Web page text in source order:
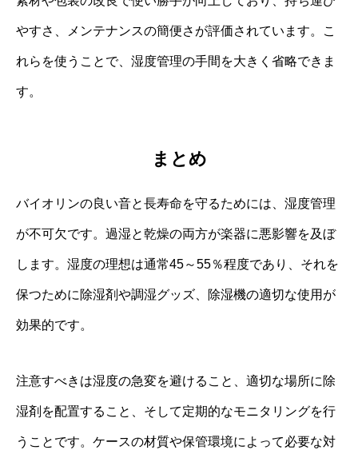
やすさ、メンテナンスの簡便さが評価されています。こ
れらを使うことで、湿度管理の手間を大きく省略できま
す。
まとめ
バイオリンの良い音と長寿命を守るためには、湿度管理
が不可欠です。過湿と乾燥の両方が楽器に悪影響を及ぼ
します。湿度の理想は通常45～55％程度であり、それを
保つために除湿剤や調湿グッズ、除湿機の適切な使用が
効果的です。
注意すべきは湿度の急変を避けること、適切な場所に除
湿剤を配置すること、そして定期的なモニタリングを行
うことです。ケースの材質や保管環境によって必要な対